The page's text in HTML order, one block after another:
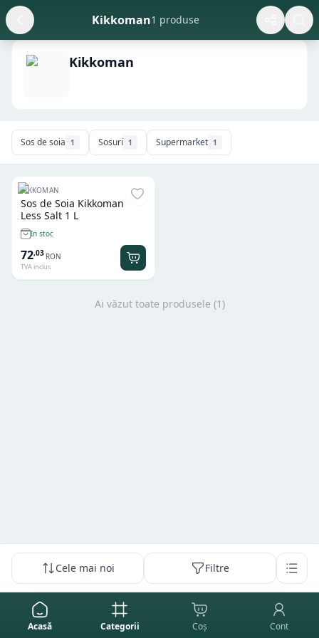
Kikkoman1 produse
Kikkoman
Sos de soia 1 Sosuri 1 Supermarket 1
KIKKOMAN
Sos de Soia Kikkoman
Less Salt 1 L
In stoc
72,03 RON
TVA inclus
Ai văzut toate produsele (1)
Cele mai noi Filtre
Acasă Categorii Coș Cont